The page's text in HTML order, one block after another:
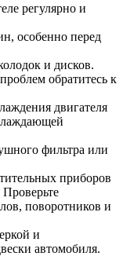
регулярно и
особенно перед
и дисков.
обратитесь к
двигателя
фильтра или
приборов
поворотников и
и
автомобиля.